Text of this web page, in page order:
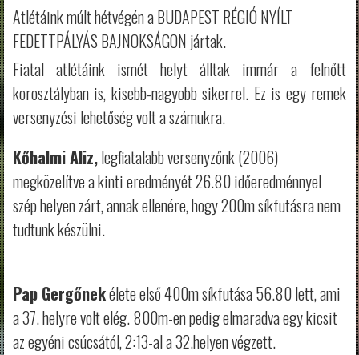
Atlétáink múlt hétvégén a BUDAPEST RÉGIÓ NYÍLT
FEDETTPÁLYÁS BAJNOKSÁGON jártak.
Fiatal atlétáink ismét helyt álltak immár a felnőtt
korosztályban is, kisebb-nagyobb sikerrel. Ez is egy remek
versenyzési lehetőség volt a számukra.
Kőhalmi Aliz,legfiatalabb versenyzőnk (2006)
megközelítve a kinti eredményét 26.80 időeredménnyel
szép helyen zárt, annak ellenére, hogy 200m síkfutásra nem
tudtunk készülni.
Pap Gergőnekélete első 400m síkfutása 56.80 lett, ami
a 37. helyre volt elég. 800m-en pedig elmaradva egy kicsit
az egyéni csúcsától, 2:13-al a 32.helyen végzett.